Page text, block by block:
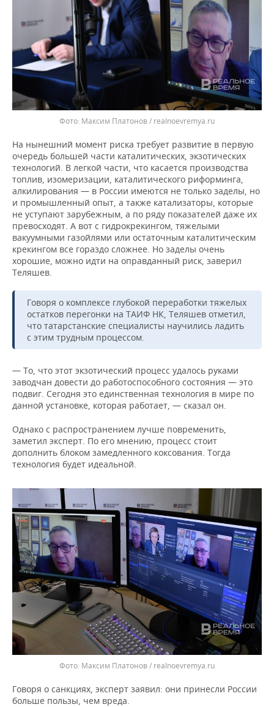
Максим Платонов / realnoevremya.ru
На нынешний момент риска требует развитие в первую
очередь большей части каталитических, экзотических
технологий. В легкой части, что касается производства
топлив, изомеризации, каталитического риформинга,
алкилирования — в России имеются не только заделы, но
и промышленный опыт, а также катализаторы, которые
не уступают зарубежным, а по ряду показателей даже их
превосходят. А вот с гидрокрекингом, тяжелыми
вакуумными газойлями или остаточным каталитическим
крекингом все гораздо сложнее. Но заделы очень
хорошие, можно идти на оправданный риск, заверил
Теляшев.
Говоря о комплексе глубокой переработки тяжелых
остатков перегонки на ТАИФ НК, Теляшев отметил,
что татарстанские специалисты научились ладить
с этим трудным процессом.
— То, что этот экзотический процесс удалось руками
заводчан довести до работоспособного состояния — это
подвиг. Сегодня это единственная технология в мире по
данной установке, которая работает, — сказал он.
Однако с распространением лучше повременить,
заметил эксперт. По его мнению, процесс стоит
дополнить блоком замедленного коксования. Тогда
технология будет идеальной.
Максим Платонов / realnoevremya.ru
Говоря о санкциях, эксперт заявил: они принесли России
больше пользы, чем вреда.